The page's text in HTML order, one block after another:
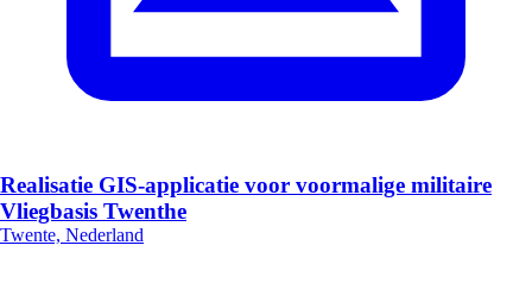
Realisatie GIS-applicatie voor voormalige militaire
Vliegbasis Twenthe
Twente, Nederland